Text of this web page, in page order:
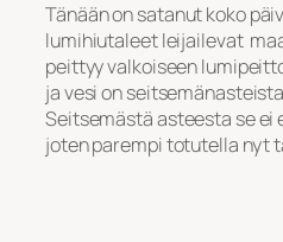
Tänään on satanut koko
lumihiutaleet leijailevat
peittyy valkoiseen
ja vesi on
Seitsemästä asteesta se ei
joten parempi totutella nyt